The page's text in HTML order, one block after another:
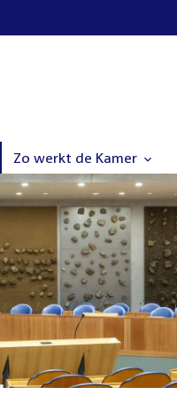
Zo werkt de Kamer